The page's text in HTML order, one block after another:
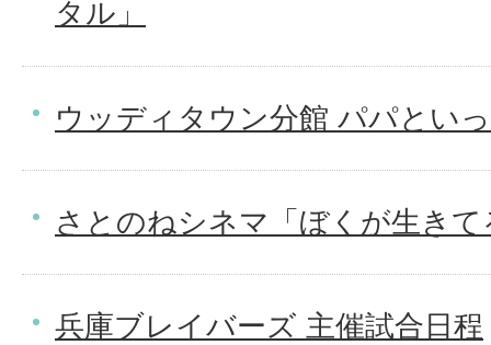
タル」
ウッディタウン分館 パパとい
さとのねシネマ「ぼくが生き
兵庫ブレイバーズ 主催試合日程